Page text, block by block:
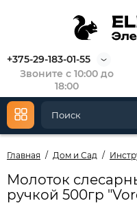
+375-29-183-01-55
Звоните с 10:00 до
18:00
Главная Дом и Сад
Молоток
ручкой 500гр